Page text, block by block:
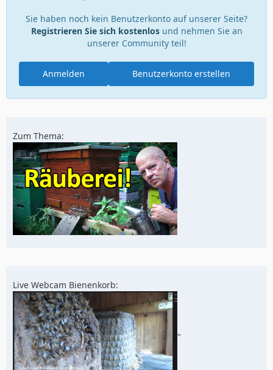
Sie haben noch kein Benutzerkonto auf unserer Seite?
Registrieren Sie sich kostenlosund nehmen Sie an
unserer Community teil!
Benutzerkonto erstellen
Anmelden
Zum Thema:
Live Webcam Bienenkorb:
"